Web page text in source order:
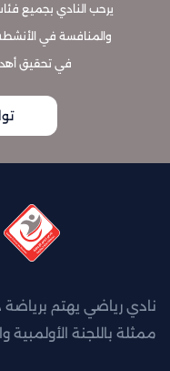
يرحب النادي بجميع
والمنافسة في الأنشطة
في تحقيق
نادي رياضي يهتم برياضة
ممثلة باللجنة الأولمبية